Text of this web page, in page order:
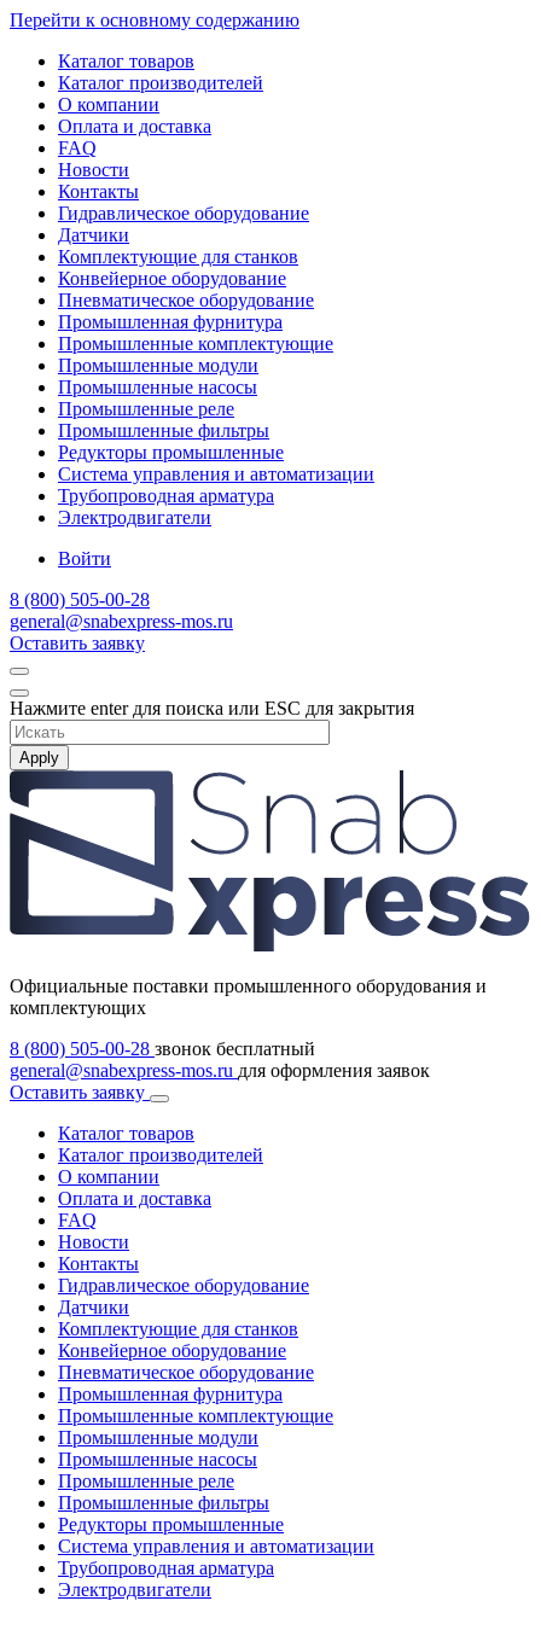
Перейти к основному содержанию
Каталог товаров
Каталог производителей
О компании
Оплата и доставка
FAQ
Новости
Контакты
Гидравлическое оборудование
Датчики
Комплектующие для станков
Конвейерное оборудование
Пневматическое оборудование
Промышленная фурнитура
Промышленные комплектующие
Промышленные модули
Промышленные насосы
Промышленные реле
Промышленные фильтры
Редукторы промышленные
Система управления и автоматизации
Трубопроводная арматура
Электродвигатели
Войти
8 (800) 505-00-28
general@snabexpress-mos.ru
Оставить заявку
Нажмите enter для поиска или ESC для закрытия
Apply
Официальные поставки промышленного оборудования и
комплектующих
8 (800) 505-00-28 звонок бесплатный
general@snabexpress-mos.ru для оформления заявок
Оставить заявку
Каталог товаров
Каталог производителей
О компании
Оплата и доставка
FAQ
Новости
Контакты
Гидравлическое оборудование
Датчики
Комплектующие для станков
Конвейерное оборудование
Пневматическое оборудование
Промышленная фурнитура
Промышленные комплектующие
Промышленные модули
Промышленные насосы
Промышленные реле
Промышленные фильтры
Редукторы промышленные
Система управления и автоматизации
Трубопроводная арматура
Электродвигатели